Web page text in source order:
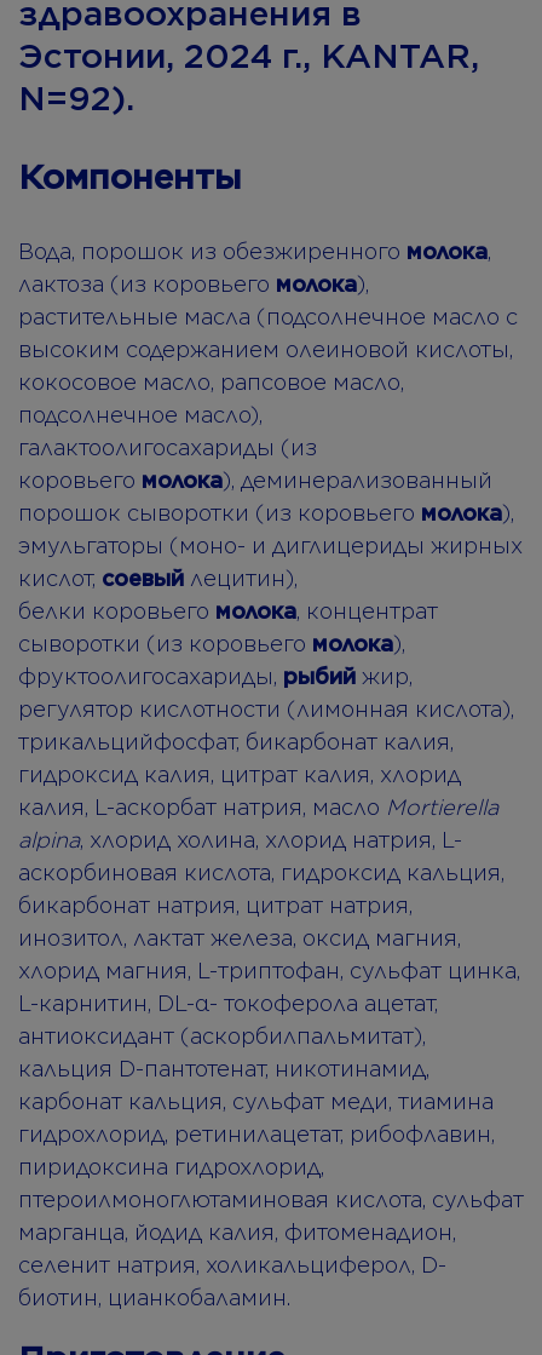
здравоохранения в
Эстонии, 2024 г., KANTAR,
N=92).
Компоненты
Вода, порошок из обезжиренного молока,
лактоза (из коровьего молока),
растительные масла (подсолнечное масло с
высоким содержанием олеиновой кислоты,
кокосовое масло, рапсовое масло,
подсолнечное масло),
галактоолигосахариды (из
коровьего молока), деминерализованный
порошок сыворотки (из коровьего молока),
эмульгаторы (моно- и диглицериды жирных
кислот, соевый лецитин),
белки коровьего молока, концентрат
сыворотки (из коровьего молока),
фруктоолигосахариды, рыбий жир,
регулятор кислотности (лимонная кислота),
трикальцийфосфат, бикарбонат калия,
гидроксид калия, цитрат калия, хлорид
калия, L-аскорбат натрия, масло Mortierella
alpina, хлорид холина, хлорид натрия, L-
аскорбиновая кислота, гидроксид кальция,
бикарбонат натрия, цитрат натрия,
инозитол, лактат железа, оксид магния,
хлорид магния, L-триптофан, сульфат цинка,
L-карнитин, DL-α- токоферола ацетат,
антиоксидант (аскорбилпальмитат),
кальция D-пантотенат, никотинамид,
карбонат кальция, сульфат меди, тиамина
гидрохлорид, ретинилацетат, рибофлавин,
пиридоксина гидрохлорид,
птероилмоноглютаминовая кислота, сульфат
марганца, йодид калия, фитоменадион,
селенит натрия, холикальциферол, D-
биотин, цианкобаламин.